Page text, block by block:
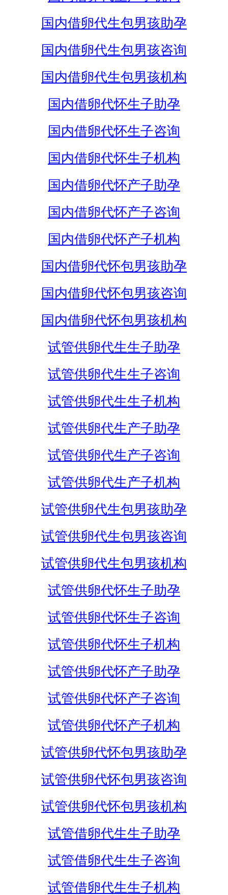
国内借卵代生包男孩助孕
国内借卵代生包男孩咨询
国内借卵代生包男孩机构
国内借卵代怀生子助孕
国内借卵代怀生子咨询
国内借卵代怀生子机构
国内借卵代怀产子助孕
国内借卵代怀产子咨询
国内借卵代怀产子机构
国内借卵代怀包男孩助孕
国内借卵代怀包男孩咨询
国内借卵代怀包男孩机构
试管供卵代生生子助孕
试管供卵代生生子咨询
试管供卵代生生子机构
试管供卵代生产子助孕
试管供卵代生产子咨询
试管供卵代生产子机构
试管供卵代生包男孩助孕
试管供卵代生包男孩咨询
试管供卵代生包男孩机构
试管供卵代怀生子助孕
试管供卵代怀生子咨询
试管供卵代怀生子机构
试管供卵代怀产子助孕
试管供卵代怀产子咨询
试管供卵代怀产子机构
试管供卵代怀包男孩助孕
试管供卵代怀包男孩咨询
试管供卵代怀包男孩机构
试管借卵代生生子助孕
试管借卵代生生子咨询
试管借卵代生生子机构